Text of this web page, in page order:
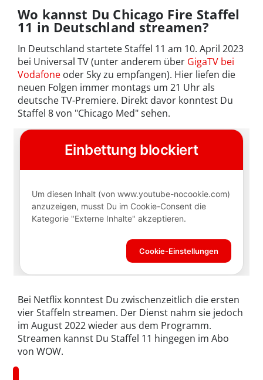
Wo kannst Du Chicago Fire Staffel
11 in Deutschland streamen?
In Deutschland startete Staffel 11 am 10. April 2023
bei Universal TV (unter anderem über GigaTV bei
Vodafone oder Sky zu empfangen). Hier liefen die
neuen Folgen immer montags um 21 Uhr als
deutsche TV-Premiere. Direkt davor konntest Du
Staffel 8 von "Chicago Med" sehen.
Bei Netflix konntest Du zwischenzeitlich die ersten
vier Staffeln streamen. Der Dienst nahm sie jedoch
im August 2022 wieder aus dem Programm.
Streamen kannst Du Staffel 11 hingegen im Abo
von WOW.